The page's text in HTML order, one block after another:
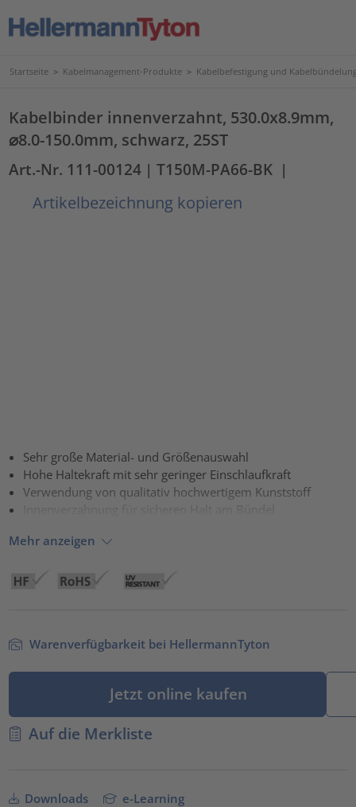
Startseite > Kabelmanagement-Produkte > Kabelbefestigung und
Kabelbinder innenverzahnt, 530.0x8.9mm,
⌀8.0-150.0mm, schwarz, 25ST
Art.-Nr. 111-00124 | T150M-PA66-BK |
Artikelbezeichnung kopieren
Sehr große Material- und Größenauswahl
Hohe Haltekraft mit sehr geringer Einschlaufkraft
Verwendung von qualitativ hochwertigem Kunststoff
Innenverzahnung für sicheren Halt am Bündel
Mehr anzeigen
Warenverfügbarkeit bei HellermannTyton
Jetzt online kaufen
Auf die Merkliste
Downloads e-Learning